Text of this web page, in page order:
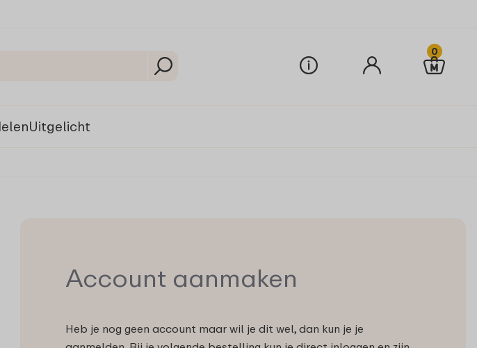
0
Uitgelicht
Account aanmaken
Heb je nog geen account maar wil je dit wel, dan kun je je